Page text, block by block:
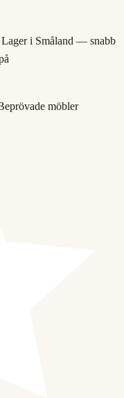
i Småland — snabb
möbler